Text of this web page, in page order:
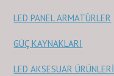
LED PANEL ARMATÜRLER
GÜÇ KAYNAKLARI
LED AKSESUAR ÜRÜNLERİ